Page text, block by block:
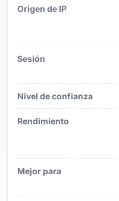
Origen de IP
Sesión
Nivel de confianza
Rendimiento
Mejor para